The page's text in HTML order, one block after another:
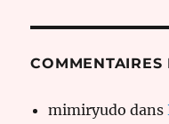
COMMENTAIRES
mimiryudo dans